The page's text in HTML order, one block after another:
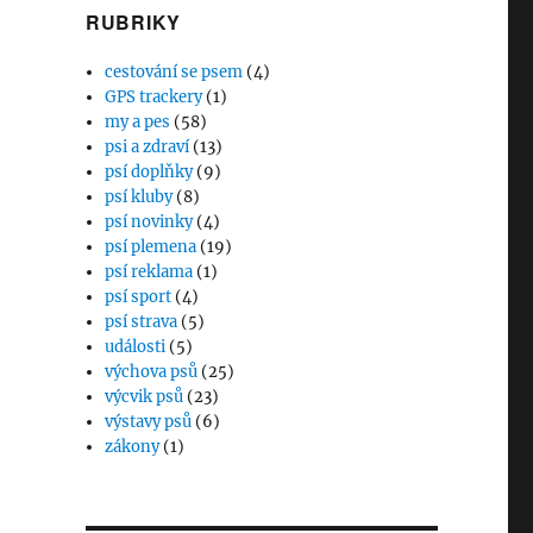
RUBRIKY
cestování se psem (4)
GPS trackery(1)
my a pes (58)
psi a zdraví (13)
psí doplňky(9)
psí kluby(8)
psí novinky(4)
psí plemena (19)
psí reklama (1)
psí sport (4)
psí strava (5)
události (5)
výchova psů (25)
výcvik psů (23)
výstavy psů (6)
zákony(1)